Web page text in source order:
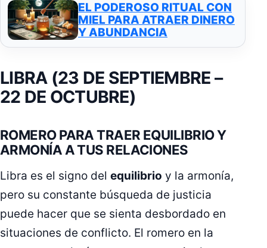
EL PODEROSO RITUAL CON
MIEL PARA ATRAER DINERO
Y ABUNDANCIA
LIBRA (23 DE SEPTIEMBRE –
22 DE OCTUBRE)
ROMERO PARA TRAER EQUILIBRIO Y
ARMONÍA A TUS RELACIONES
Libra es el signo del equilibrio y la armonía,
pero su constante búsqueda de justicia
puede hacer que se sienta desbordado en
situaciones de conflicto. El romero en la